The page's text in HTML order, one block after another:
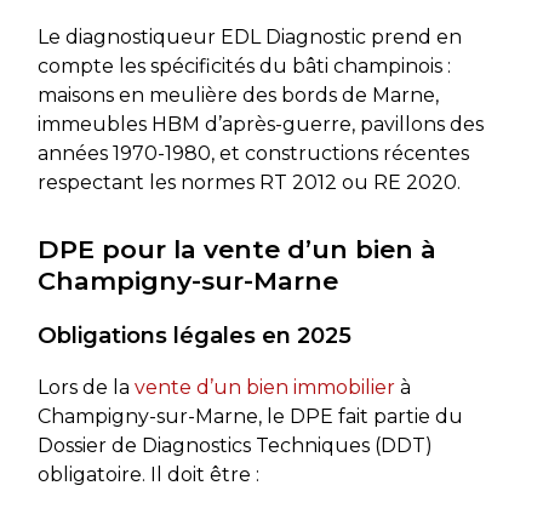
Le diagnostiqueur EDL Diagnostic prend en
compte les spécificités du bâti champinois :
maisons en meulière des bords de Marne,
immeubles HBM d’après-guerre, pavillons des
années 1970-1980, et constructions récentes
respectant les normes RT 2012 ou RE 2020.
DPE pour la vente d’un bien à
Champigny-sur-Marne
Obligations légales en 2025
Lors de la vente d’un bien immobilierà
Champigny-sur-Marne, le DPE fait partie du
Dossier de Diagnostics Techniques (DDT)
obligatoire. Il doit être :